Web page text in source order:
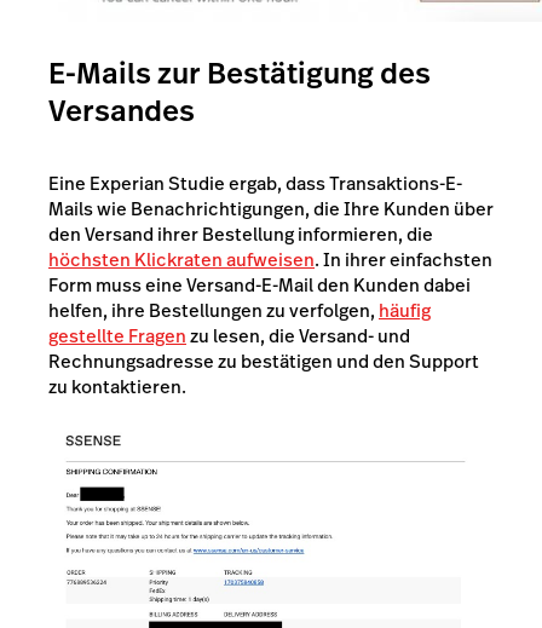
E-Mails zur Bestätigung des
Versandes
Eine ExperianStudie ergab, dass Transaktions-E-
Mails wie Benachrichtigungen, die Ihre Kunden über
den Versand ihrer Bestellung informieren, die
höchsten Klickraten aufweisen. In ihrer einfachsten
Form muss eine Versand-E-Mail den Kunden dabei
helfen, ihre Bestellungen zu verfolgen, häufig
gestellte Fragenzu lesen, die Versand- und
Rechnungsadresse zu bestätigen und den Support
zu kontaktieren.